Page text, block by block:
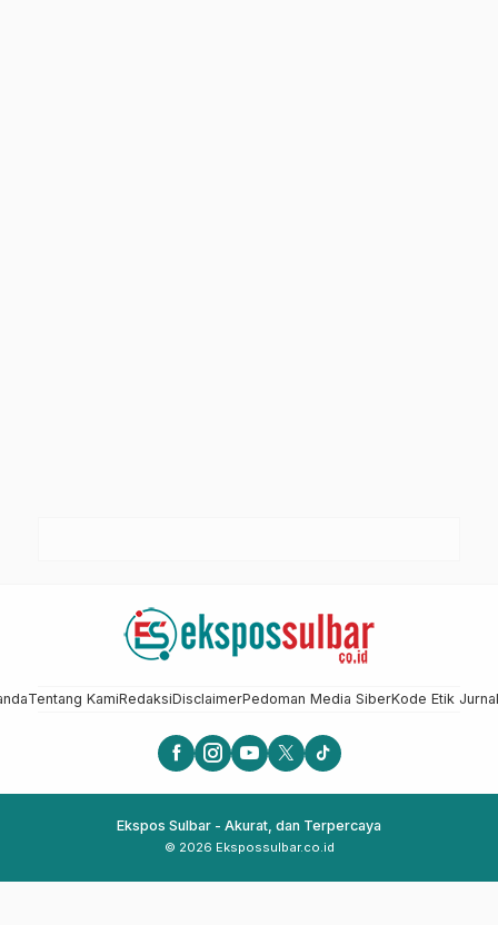
Tentang KamiRedaksiDisclaimerPedoman Media SiberKode Etik
Ekspos Sulbar - Akurat, dan Terpercaya
© 2026 Ekspossulbar.co.id